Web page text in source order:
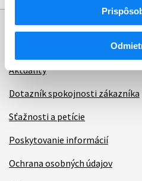
Informácie
Aktuality
Dotazník spokojnosti zákazníka
Sťažnosti a petície
Poskytovanie informácií
Ochrana osobných údajov